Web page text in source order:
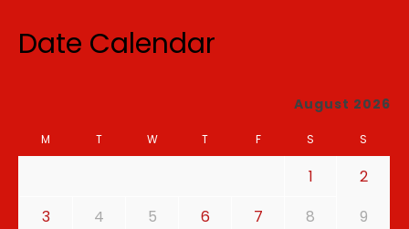
Date Calendar
August 2026
M T W T F S S
1
2
3
4 5 6 7 8
9